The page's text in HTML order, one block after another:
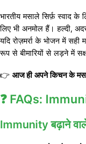
भारतीय मसाले सिर्फ़ स्वाद के
लिए भी अनमोल हैं। हल्दी,
यदि रोज़मर्रा के भोजन में सही
रूप से बीमारियों से लड़ने में
👉 आज ही अपने किचन के
❓ FAQs:
Immunity बढ़ाने